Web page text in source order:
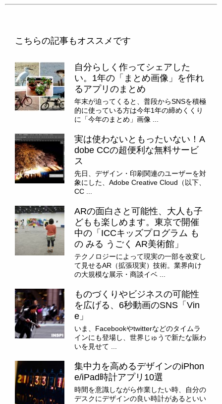
こちらの記事もオススメです
自分らしく作ってシェアした
い。1年の「まとめ画像」を作れ
るアプリのまとめ
年末が迫ってくると、普段からSNSを積極
的に使っている方は今年1年の締めくくり
に「今年のまとめ」画像 ...
実は使わないともったいない！A
dobe CCの超便利な無料サービ
ス
先日、デザイン・印刷関連のユーザーを対
象にした、Adobe Creative Cloud（以下、
CC ...
ARの面白さと可能性、大人も子
どもも楽しめます。東京で開催
中の「ICCキッズプログラム も
の みる うごく AR美術館」
テクノロジーによって現実の一部を改変し
て見せるAR（拡張現実）技術。業界向け
の大規模な展示・商談イベ ...
ものづくりやビジネスの可能性
を広げる、6秒動画のSNS「Vin
e」
いま、Facebookやtwitterなどのタイムラ
インにも登場し、世界じゅうで新たな賑わ
いを見せて ...
集中力を高めるデザインのiPhon
e/iPad時計アプリ10選
時間を意識しながら作業したい時、自分の
デスクにデザインの良い時計があるといい